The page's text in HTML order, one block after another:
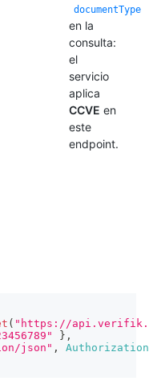
documentType
en la
consulta:
el
servicio
aplica
CCVE en
este
endpoint.
( "https://
} ,
json" ,
Authorization